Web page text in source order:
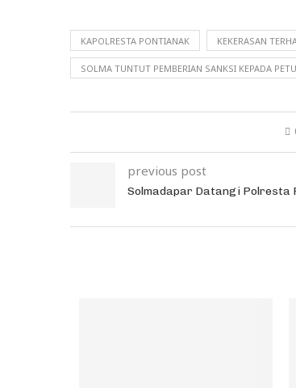
KAPOLRESTA PONTIANAK KEKERASAN
SOLMA TUNTUT PEMBERIAN SANKSI KEPADA
previous post
Solmadapar Datangi Polresta